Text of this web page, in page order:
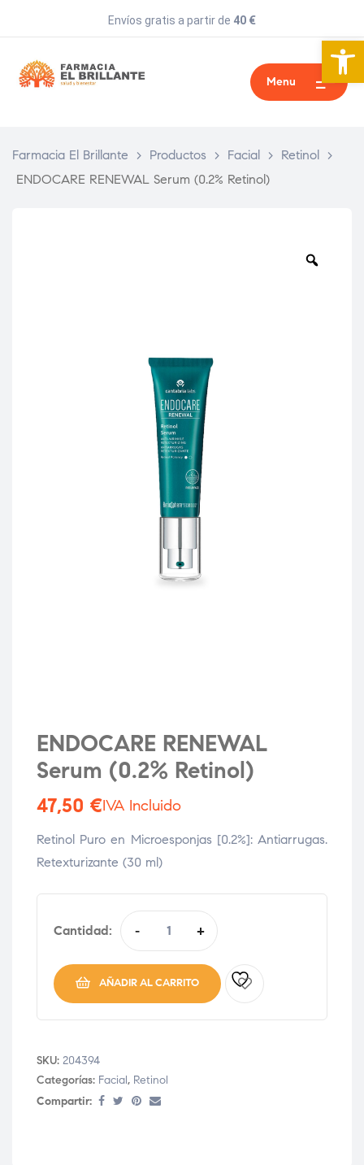
Abrir
Envíos gratis a partir de 40 €
Menu
Farmacia El Brillante > Productos > Facial > Retinol >
ENDOCARE RENEWAL Serum (0.2% Retinol)
ENDOCARE RENEWAL
Serum (0.2% Retinol)
47,50 €IVA Incluido
Retinol Puro en Microesponjas [0.2%]: Antiarrugas.
Retexturizante (30 ml)
Cantidad: - +
AÑADIR AL CARRITO
SKU: 204394
Categorías: Facial, Retinol
Compartir: